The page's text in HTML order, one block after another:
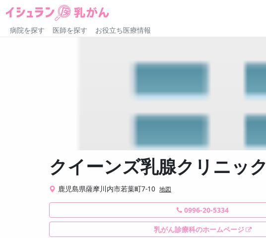
病院を探す 医師を探す お役立ち医療情報
クイーンズ乳腺クリニック
鹿児島県薩摩川内市若葉町7-10 地図
0996-20-5334
乳がん診療科のホームページ